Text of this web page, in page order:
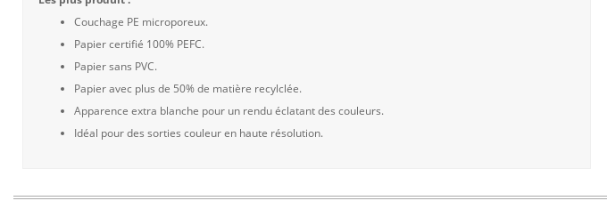
Couchage PE microporeux.
Papier certifié 100% PEFC.
Papier sans PVC.
Papier avec plus de 50% de matière recylclée.
Apparence extra blanche pour un rendu éclatant des couleurs.
Idéal pour des sorties couleur en haute résolution.